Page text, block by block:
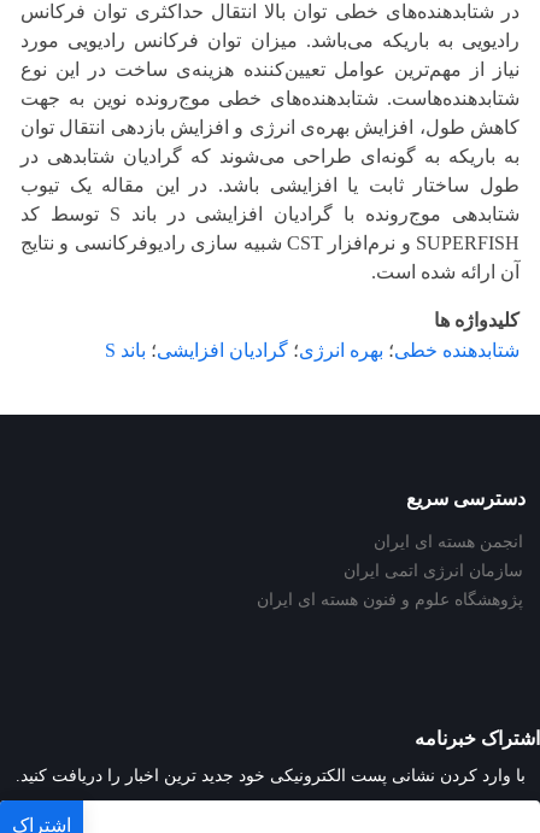
در شتابدهنده‌های خطی توان بالا انتقال حداکثری توان فرکانس
رادیویی به باریکه می‌باشد. میزان توان فرکانس رادیویی مورد
نیاز از مهم‌ترین عوامل تعیین‌کننده هزینه‌ی ساخت در این نوع
شتابدهنده‌هاست. شتابدهنده‌های خطی موج‌رونده نوین به جهت
کاهش طول، افزایش بهره‌ی انرژی و افزایش بازدهی انتقال توان
به باریکه به گونه‌ای طراحی می‌شوند که گرادیان شتابدهی در
طول ساختار ثابت یا افزایشی باشد. در این مقاله یک تیوب
شتابدهی موج‌رونده با گرادیان افزایشی در باند S توسط کد
SUPERFISH و نرم‌افزار CST شبیه سازی رادیوفرکانسی و نتایج
آن ارائه شده است.
کلیدواژه ها
شتابدهنده خطی؛ بهره انرژی؛ گرادیان افزایشی؛ باند S
دسترسی سریع
انجمن هسته ای ایران
سازمان انرژی اتمی ایران
پژوهشگاه علوم و فنون هسته ای ایران
اشتراک خبرنامه
با وارد کردن نشانی پست الکترونیکی خود جدید ترین اخبار را دریافت کنید.